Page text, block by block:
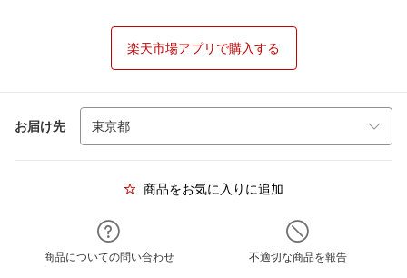
楽天市場アプリで購入する
お届け先
商品をお気に入りに追加
商品についての問い合わせ 不適切な商品を報告